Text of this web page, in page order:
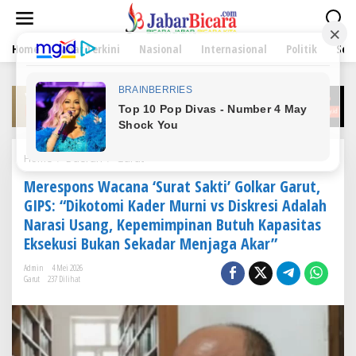
t
Home Jabar Terkini Nasional Internasional Politik
Home Daerah Garut
e
r
e
s
p
o
c
a
n
Merespons Wacana ‘Surat Sakti’ Golkar Garut,
GIPS: “Dikotomi Kader Murni vs Diskresi Adalah
Narasi Usang, Kepemimpinan Butuh Kapasitas
Eksekusi Bukan Sekadar Menjaga Akar”
Admin
4 Mei 2026
Garut
237 Dilihat